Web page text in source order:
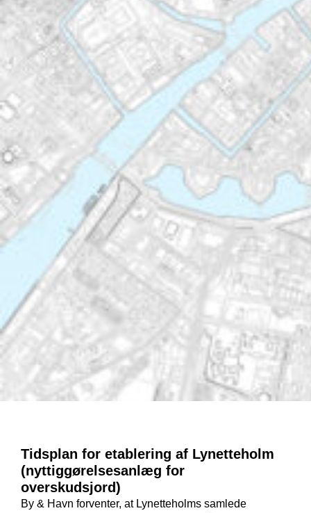
Tidsplan for etablering af Lynetteholm
(nyttiggørelsesanlæg for
overskudsjord)
By & Havn forventer, at Lynetteholms samlede